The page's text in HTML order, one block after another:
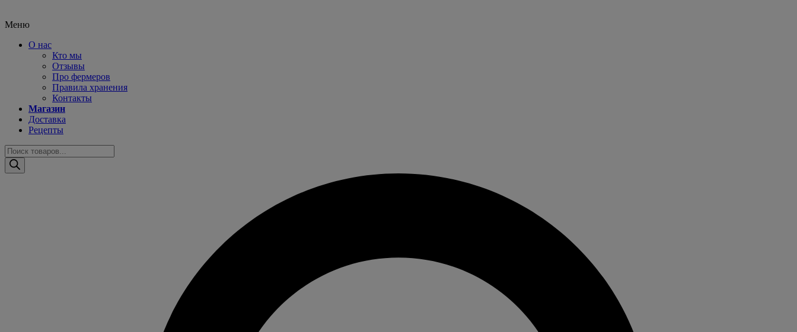
Меню
О нас
Кто мы
Отзывы
Про фермеров
Правила хранения
Контакты
Магазин
Доставка
Рецепты
Поиск
товаров